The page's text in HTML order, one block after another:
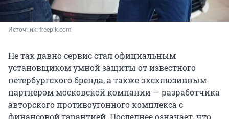
Источник: freepik.com
Не так давно сервис стал официальным
установщиком умной защиты от известного
петербургского бренда, а также эксклюзивным
партнером московской компании — разработчика
авторского противоугонного комплекса с